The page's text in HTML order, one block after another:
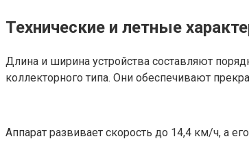
Технические и летные
Длина и ширина устройства составляют
коллекторного типа. Они обеспечивают
Аппарат развивает скорость до 14,4 км/ч, а